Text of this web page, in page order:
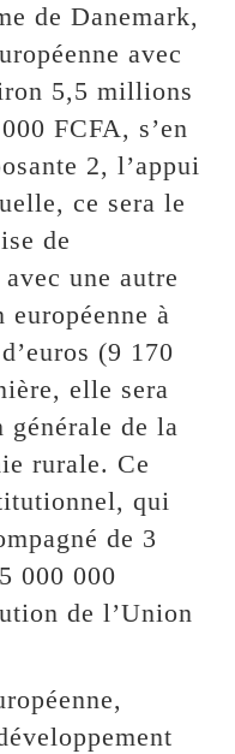
de Danemark,
avec
5,5 millions
FCFA, s’en
2, l’appui
ce sera le
de
une autre
à
(9 170
elle sera
générale de la
rurale. Ce
qui
de 3
000 000
de l’Union